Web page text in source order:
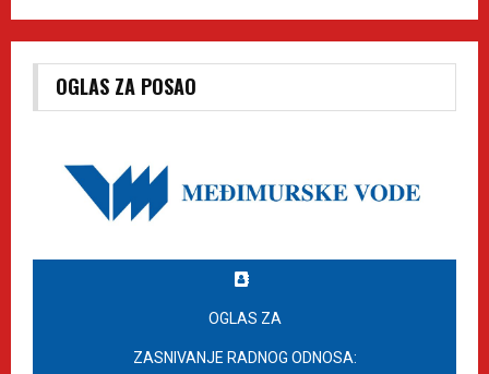
OGLAS ZA POSAO
OGLAS ZA
ZASNIVANJE RADNOG ODNOSA: